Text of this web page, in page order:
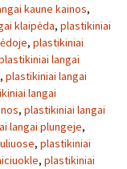
kaune kainos,
klaipėda, plastikiniai
, plastikiniai
langai
, plastikiniai langai
langai
, plastikiniai langai
langai plungeje,
, plastikiniai
, plastikiniai